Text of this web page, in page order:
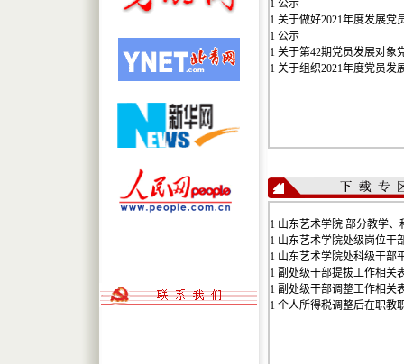
关于在“两学一做”学习教育...
1 公示
1 关于做好2021年度发展党
1 公示
1 关于第42期党员发展对象
1 关于组织2021年度党员发
1 山东艺术学院 部分教学、
1 山东艺术学院处级岗位干
1 山东艺术学院处科级干部
1 副处级干部提拔工作相关
1 副处级干部调整​工作相关
1 个人所得税调整后‍‍在职教